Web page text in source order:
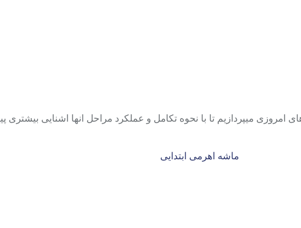
میپردازیم تا با نحوه تکامل و عملکرد مراحل انها اشنایی بیشتری
ماشه اهرمی ابتدایی